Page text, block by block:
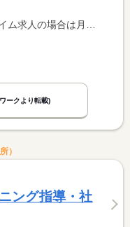
人の場合は時間額を表示しています。
ークより転載)
）
ング指導・社